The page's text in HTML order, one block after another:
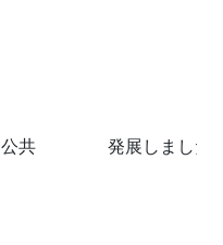
公共 発展しました